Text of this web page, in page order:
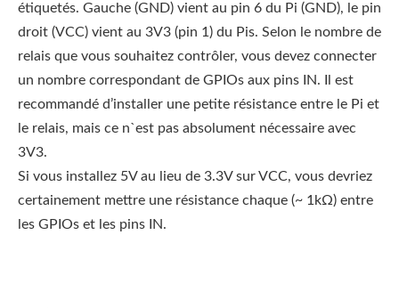
étiquetés. Gauche (GND) vient au pin 6 du Pi (GND), le pin
droit (VCC) vient au 3V3 (pin 1) du Pis. Selon le nombre de
relais que vous souhaitez contrôler, vous devez connecter
un nombre correspondant de GPIOs aux pins IN. Il est
recommandé d’installer une petite résistance entre le Pi et
le relais, mais ce n`est pas absolument nécessaire avec
3V3.
Si vous installez 5V au lieu de 3.3V sur VCC, vous devriez
certainement mettre une résistance chaque (~ 1kΩ) entre
les GPIOs et les pins IN.